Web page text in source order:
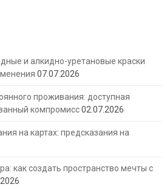
и алкидно-уретановые краски
07.07.2026
проживания: доступная
компромисс02.07.2026
на картах: предсказания на
как создать пространство мечты с